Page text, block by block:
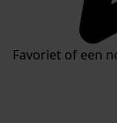
Favoriet of een